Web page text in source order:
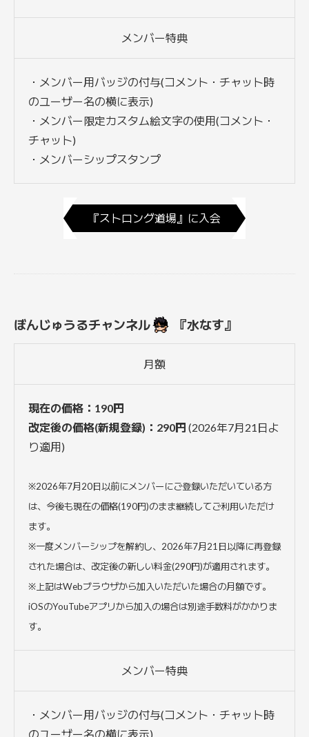
メンバー特典
・メンバー用バッジの付与(コメント・チャット時
のユーザー名の横に表示)
・メンバー限定カスタム絵文字の使用(コメント・
チャット)
・メンバーシップスタンプ
『ストロング道場』に入会
ぼんじゅうるチャンネル 『水なす』
月額
現在の価格：190円
改定後の価格(新規登録)：290円 (2026年7月21日よ
り適用)
※2026年7月20日以前にメンバーにご登録いただいている方
は、今後も現在の価格(190円)のまま継続してご利用いただけ
ます。
※一度メンバーシップを解約し、2026年7月21日以降に再登録
された場合は、改定後の新しい料金(290円)が適用されます。
※上記はWebブラウザから加入いただいた場合の月額です。
iOSのYouTubeアプリから加入の場合は別途手数料がかかりま
す。
メンバー特典
・メンバー用バッジの付与(コメント・チャット時
のユーザー名の横に表示)